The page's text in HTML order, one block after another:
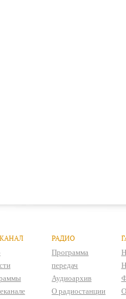
РАДИО
Программа
передач
Аудиоархив
О радиостанции